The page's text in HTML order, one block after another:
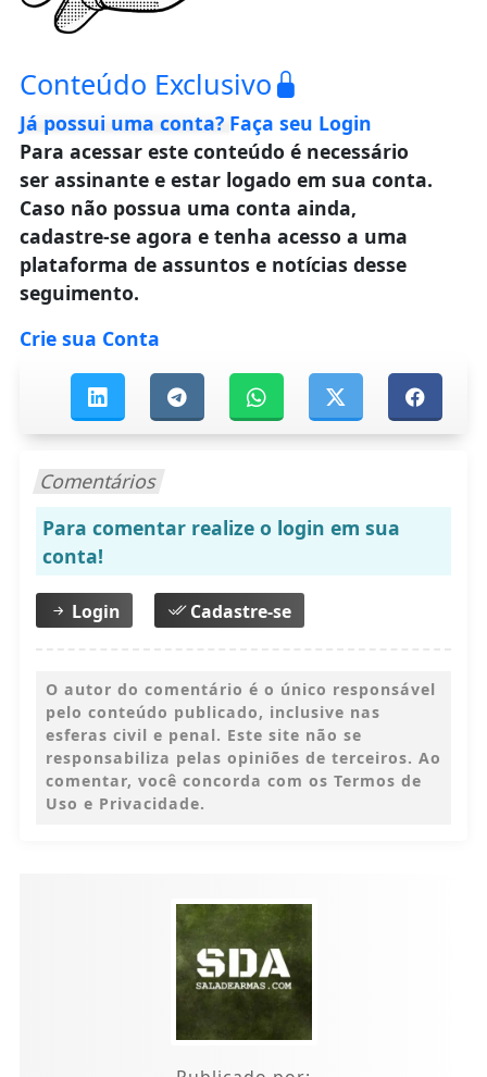
Conteúdo Exclusivo
Já possui uma conta? Faça seu Login
Para acessar este conteúdo é necessário
ser assinante e estar logado em sua conta.
Caso não possua uma conta ainda,
cadastre-se agora e tenha acesso a uma
plataforma de assuntos e notícias desse
seguimento.
Crie sua Conta
Comentários
Para comentar realize o login em sua
conta!
Login Cadastre-se
O autor do comentário é o único responsável
pelo conteúdo publicado, inclusive nas
esferas civil e penal. Este site não se
responsabiliza pelas opiniões de terceiros. Ao
comentar, você concorda com os Termos de
Uso e Privacidade.